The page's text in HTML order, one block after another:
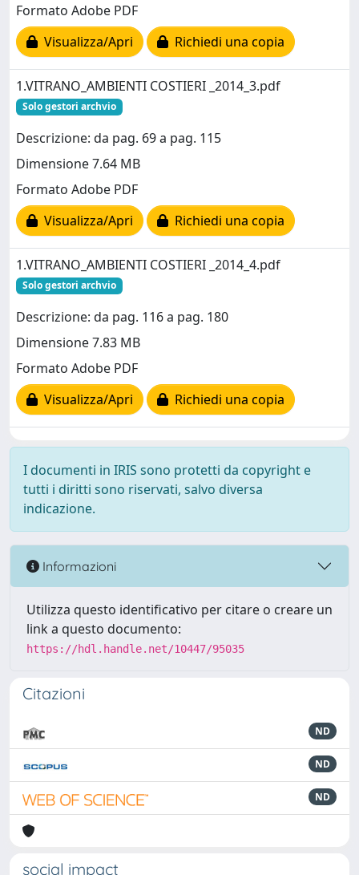
Formato Adobe PDF
Visualizza/Apri
Richiedi una copia
1.VITRANO_AMBIENTI COSTIERI _2014_3.pdf
Solo gestori archvio
Descrizione: da pag. 69 a pag. 115
Dimensione 7.64 MB
Formato Adobe PDF
Visualizza/Apri
Richiedi una copia
1.VITRANO_AMBIENTI COSTIERI _2014_4.pdf
Solo gestori archvio
Descrizione: da pag. 116 a pag. 180
Dimensione 7.83 MB
Formato Adobe PDF
Visualizza/Apri
Richiedi una copia
I documenti in IRIS sono protetti da copyright e
tutti i diritti sono riservati, salvo diversa
indicazione.
Informazioni
Utilizza questo identificativo per citare o creare un
link a questo documento:
https://hdl.handle.net/10447/95035
Citazioni
ND
ND
ND
social impact